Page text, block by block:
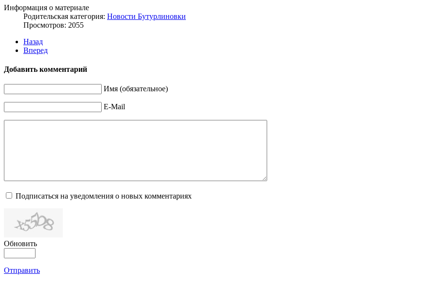
Информация о материале
Родительская категория: Новости Бутурлиновки
Просмотров: 2055
Назад
Вперед
Добавить комментарий
Имя (обязательное)
E-Mail
Подписаться на уведомления о новых комментариях
Обновить
Отправить